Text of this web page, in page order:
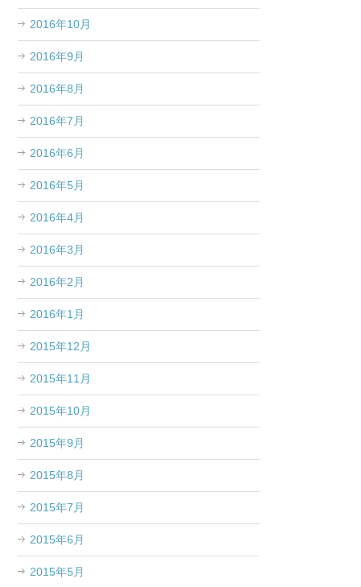
2016年10月
2016年9月
2016年8月
2016年7月
2016年6月
2016年5月
2016年4月
2016年3月
2016年2月
2016年1月
2015年12月
2015年11月
2015年10月
2015年9月
2015年8月
2015年7月
2015年6月
2015年5月